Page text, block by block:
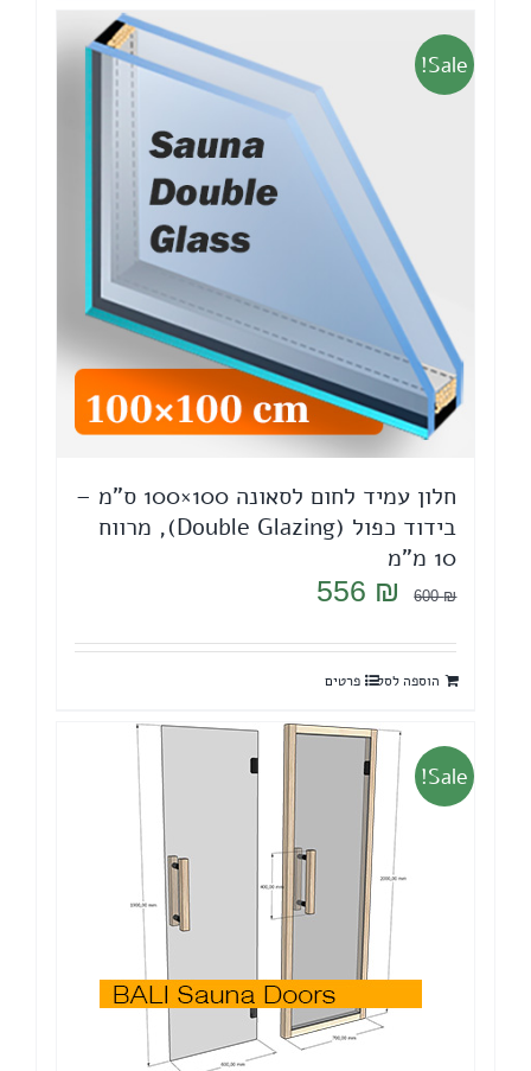
Sale!
חלון עמיד לחום לסאונה 100×100 ס"מ –
בידוד כפול (Double Glazing), מרווח
10 מ"מ
600₪
המחיר
היה:
600 ₪.
556 ₪
המחיר
הוא:
הוספה לסל פרטים
Sale!